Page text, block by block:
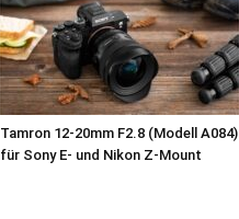
Tamron 12-20mm F2.8 (Modell A084)
für Sony E- und Nikon Z-Mount